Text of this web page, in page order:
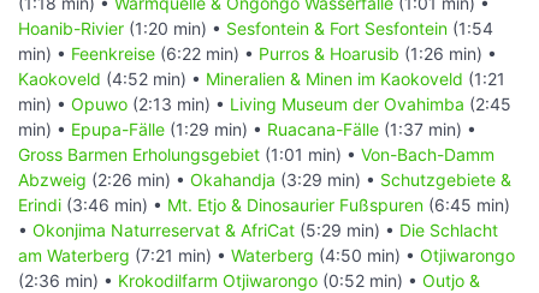
Hoanib-Rivier (1:20 min) • Sesfontein & Fort Sesfontein (1:54
min) • Feenkreise (6:22 min) • Purros & Hoarusib (1:26 min) •
Kaokoveld (4:52 min) • Mineralien & Minen im Kaokoveld (1:21
min) • Opuwo (2:13 min) • Living Museum der Ovahimba (2:45
min) • Epupa-Fälle (1:29 min) • Ruacana-Fälle (1:37 min) •
Gross Barmen Erholungsgebiet (1:01 min) • Von-Bach-Damm
Abzweig (2:26 min) • Okahandja (3:29 min) • Schutzgebiete &
Erindi (3:46 min) • Mt. Etjo & Dinosaurier Fußspuren (6:45 min)
• Okonjima Naturreservat & AfriCat (5:29 min) • Die Schlacht
am Waterberg (7:21 min) • Waterberg (4:50 min) • Otjiwarongo
(2:36 min) • Krokodilfarm Otjiwarongo (0:52 min) • Outjo &